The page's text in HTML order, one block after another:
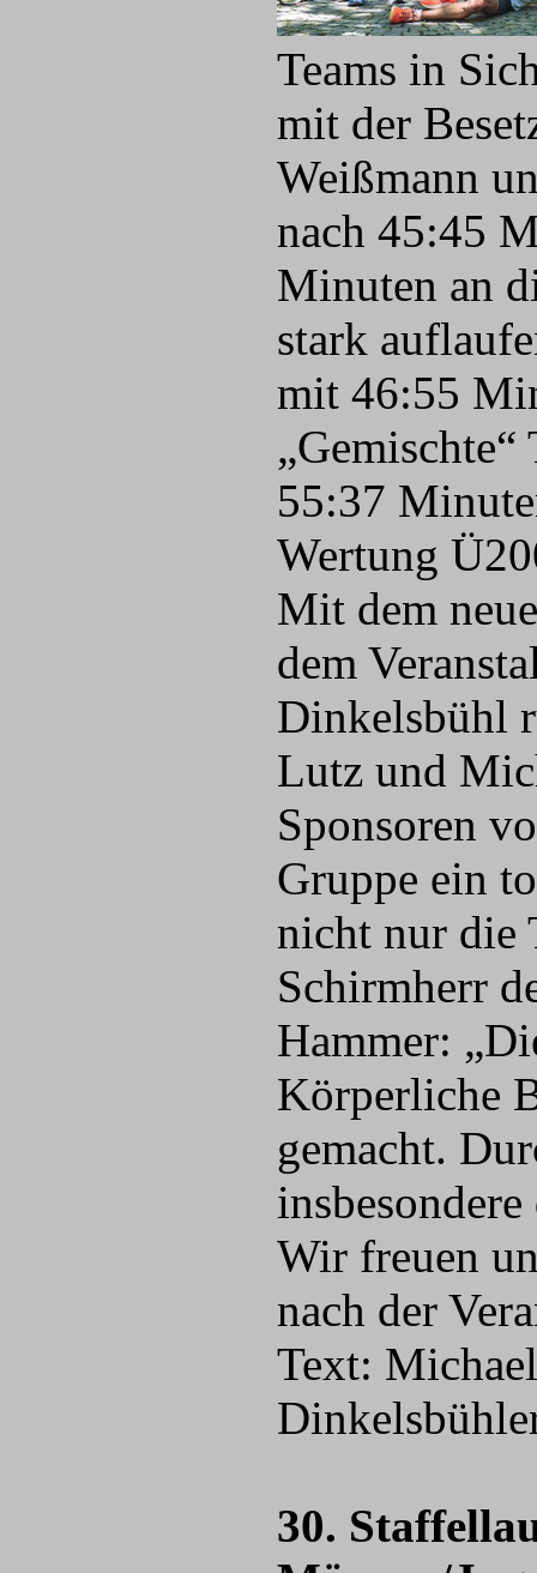
Teams in
mit der
Weißmann
nach 45:45
Minuten an
stark
mit 46:55
55:37
Wertung
Mit dem
dem
Dinkelsbühl
Lutz und
Sponsoren
Gruppe ein
nicht nur die
Schirmherr
Hammer:
Körperliche
gemacht.
Wir freuen
nach der
Text:
30.